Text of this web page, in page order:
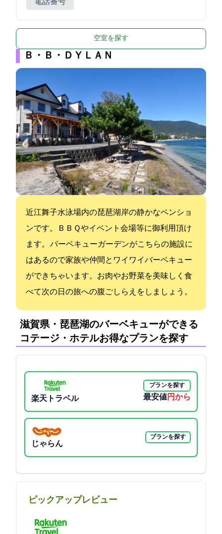
空室を探す
Ｂ・Ｂ・ＤＹＬＡＮ
近江舞子水泳場内の琵琶湖岸の静かなペンショ
ンです。ＢＢＱやイベント会場等に御利用頂け
ます。 バーベキューガーデンがこちらの施設に
はあるので家族や仲間とワイワイバーベキュー
ができちゃいます。お肉やお野菜を美味しく食
べて次の日の旅への腹ごしらえをしましょう。
滋賀県・琵琶湖のバーベキューができる
コテージ・ホテル:お得なプランを探す
楽天トラベル
プランを探す
最安値5500円から
じゃらん
プランを探す
ピックアップレビュー